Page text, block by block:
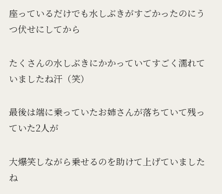
座っているだけでも水しぶきがすごかったのにう
つ伏せにしてから
たくさんの水しぶきにかかっていてすごく濡れて
いましたね汗（笑）
最後は端に乗っていたお姉さんが落ちていて残っ
ていた2人が
大爆笑しながら乗せるのを助けて上げていました
ね